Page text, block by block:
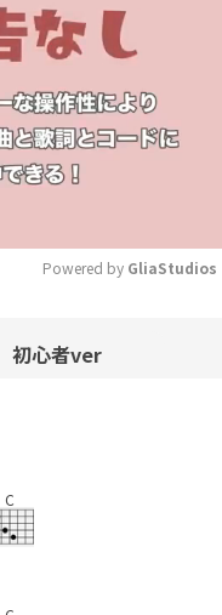
Powered by GliaStudios
初心者ver
C